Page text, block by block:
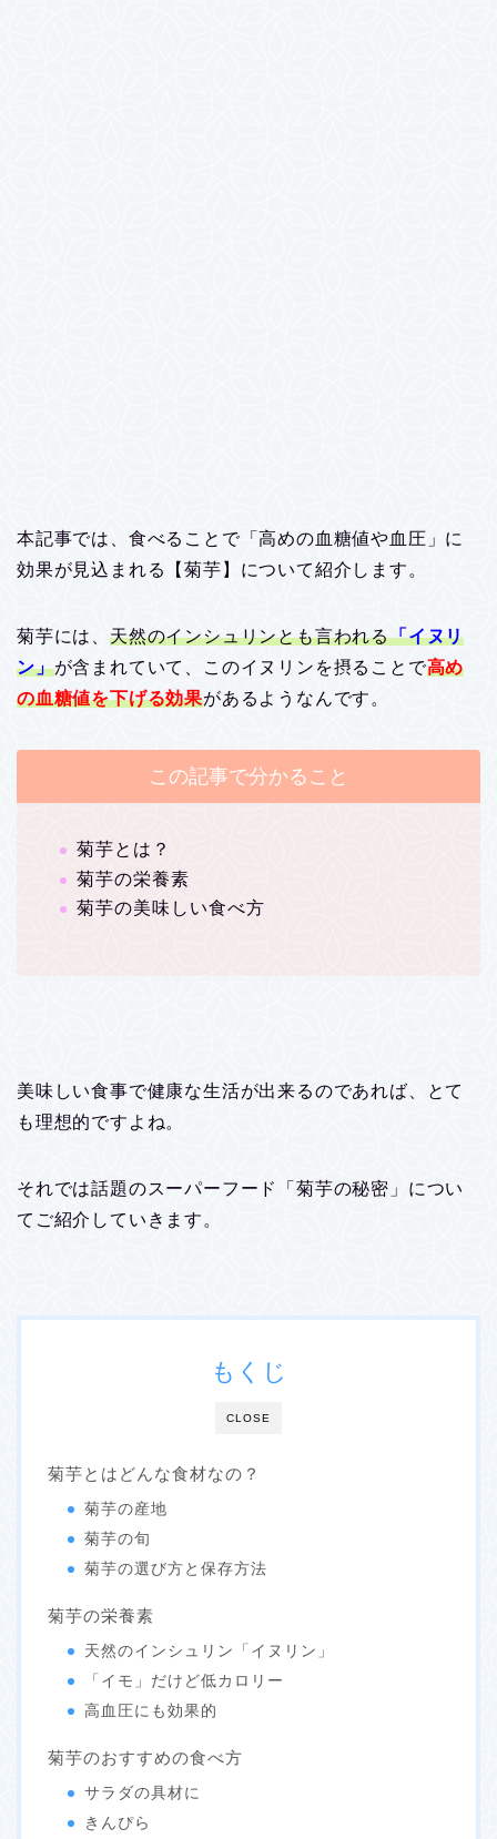
本記事では、食べることで「高めの血糖値や血圧」に
効果が見込まれる【菊芋】について紹介します。
菊芋には、 天然のインシュリンとも言われる「イヌリ
ン」が含まれていて、このイヌリンを摂ることで高め
の血糖値を下げる効果があるようなんです。
この記事で分かること
菊芋とは？
菊芋の栄養素
菊芋の美味しい食べ方
美味しい食事で健康な生活が出来るのであれば、とて
も理想的ですよね。
それでは話題のスーパーフード「菊芋の秘密」につい
てご紹介していきます。
CLOSE
もくじ
菊芋とはどんな食材なの？
菊芋の産地
菊芋の旬
菊芋の選び方と保存方法
菊芋の栄養素
天然のインシュリン「イヌリン」
「イモ」だけど低カロリー
高血圧にも効果的
菊芋のおすすめの食べ方
サラダの具材に
きんぴら